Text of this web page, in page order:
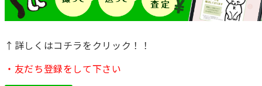
↑詳しくはコチラをクリック！！
・友だち登録をして下さい